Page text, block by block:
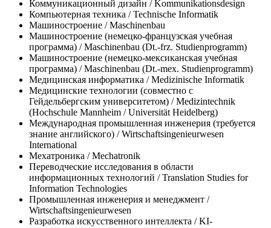
Коммуникационный дизайн / Kommunikationsdesign
Компьютерная техника / Technische Informatik
Машиностроение / Maschinenbau
Машиностроение (немецко-французская учебная
программа) / Maschinenbau (Dt.-frz. Studienprogramm)
Машиностроение (немецко-мексиканская учебная
программа) / Maschinenbau (Dt.-mex. Studienprogramm)
Медицинская информатика / Medizinische Informatik
Медицинские технологии (совместно с
Гейдельбергским университетом) / Medizintechnik
(Hochschule Mannheim / Universität Heidelberg)
Международная промышленная инженерия (требуется
знание английского) / Wirtschaftsingenieurwesen
International
Мехатроника / Mechatronik
Переводческие исследования в области
информационных технологий / Translation Studies for
Information Technologies
Промышленная инженерия и менеджмент /
Wirtschaftsingenieurwesen
Разработка искусственного интеллекта / KI-